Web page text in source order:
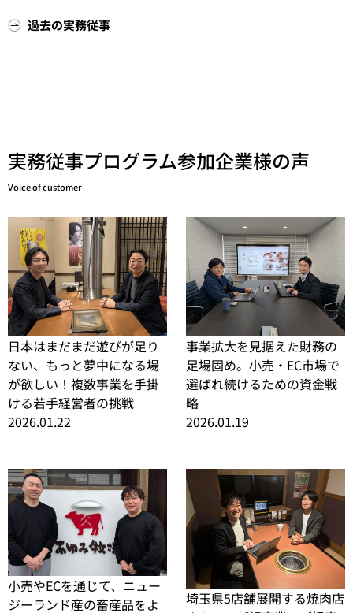
過去の実務従事
実務従事プログラム参加企業様の声
Voice of customer
日本はまだまだ遊びが足り
ない、もっと夢中になる場
が欲しい！複数事業を手掛
ける若手経営者の挑戦
2026.01.22
事業拡大を見据えた財務の
足場固め。小売・EC市場で
選ばれ続けるための資金戦
略
2026.01.19
小売やECを通じて、ニュー
ジーランド産の畜産品をよ
埼玉県5店舗展開する焼肉店